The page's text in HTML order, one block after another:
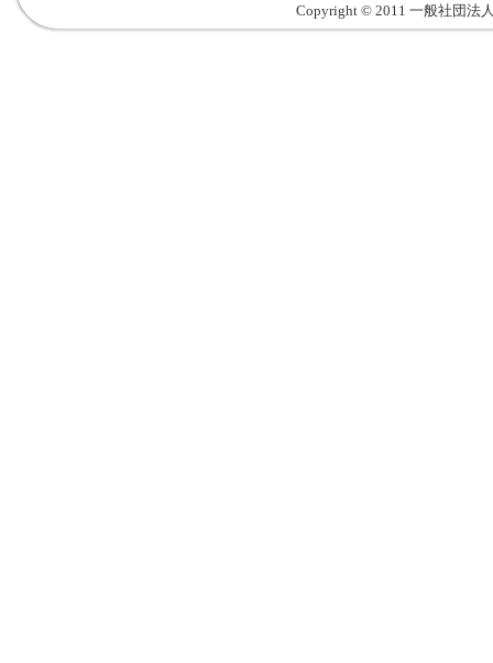
Copyright © 2011 一般社団法